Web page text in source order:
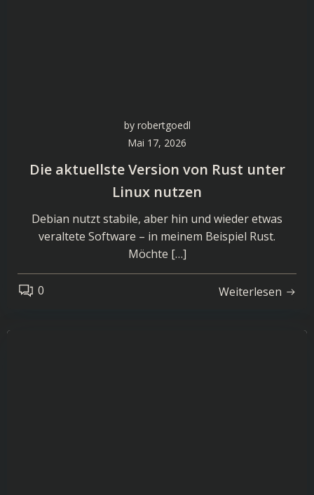
by robertgoedl
Mai 17, 2026
Die aktuellste Version von Rust unter
Linux nutzen
Debian nutzt stabile, aber hin und wieder etwas
veraltete Software – in meinem Beispiel Rust.
Möchte […]
0 Weiterlesen